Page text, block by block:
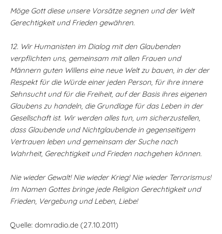
Möge Gott diese unsere Vorsätze segnen und der Welt
Gerechtigkeit und Frieden gewähren.
12. Wir Humanisten im Dialog mit den Glaubenden
verpflichten uns, gemeinsam mit allen Frauen und
Männern guten Willens eine neue Welt zu bauen, in der der
Respekt für die Würde einer jeden Person, für ihre innere
Sehnsucht und für die Freiheit, auf der Basis ihres eigenen
Glaubens zu handeln, die Grundlage für das Leben in der
Gesellschaft ist. Wir werden alles tun, um sicherzustellen,
dass Glaubende und Nichtglaubende in gegenseitigem
Vertrauen leben und gemeinsam der Suche nach
Wahrheit, Gerechtigkeit und Frieden nachgehen können.
Nie wieder Gewalt! Nie wieder Krieg! Nie wieder Terrorismus!
Im Namen Gottes bringe jede Religion Gerechtigkeit und
Frieden, Vergebung und Leben, Liebe!
Quelle: domradio.de (27.10.2011)